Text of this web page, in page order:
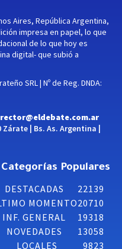
Aires, República Argentina,
impresa en papel, lo que
de lo que hoy es
digital- que subió a
SRL | Nº de Reg. DNDA:
| Bs. As. Argentina |
Categorías Populares
DESTACADAS
22139
MOMENTO20710
INF. GENERAL
19318
NOVEDADES
13058
LOCALES
9823